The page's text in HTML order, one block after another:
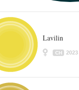
Lavilin
CH 2023